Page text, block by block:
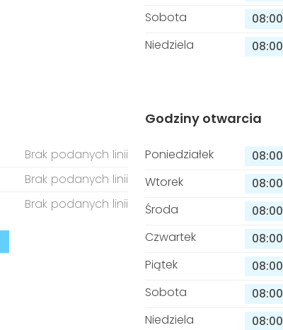
Sobota
08:00
Niedziela
08:00
Brak podanych linii
Brak podanych linii
Brak podanych linii
Godziny otwarcia
Poniedziałek 08:00
Wtorek
08:00
Środa
08:00
Czwartek
08:00
Piątek
08:00
Sobota
08:00
Niedziela
08:00